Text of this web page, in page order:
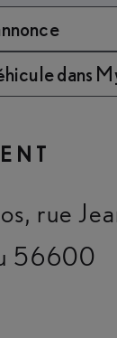
dans
rue
56600